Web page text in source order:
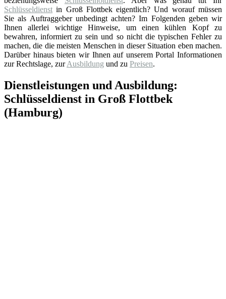
Schlüsseldienst in Groß Flottbek eigentlich? Und worauf müssen
Sie als Auftraggeber unbedingt achten? Im Folgenden geben wir
Ihnen allerlei wichtige Hinweise, um einen kühlen Kopf zu
bewahren, informiert zu sein und so nicht die typischen Fehler zu
machen, die die meisten Menschen in dieser Situation eben machen.
Darüber hinaus bieten wir Ihnen auf unserem Portal Informationen
zur Rechtslage, zurAusbildung und zu Preisen.
Dienstleistungen und Ausbildung:
Schlüsseldienst in Groß Flottbek
(Hamburg)